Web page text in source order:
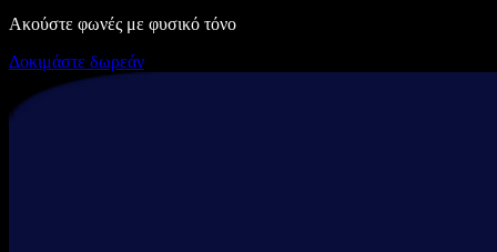
Ακούστε φωνές με φυσικό τόνο
Δοκιμάστε δωρεάν